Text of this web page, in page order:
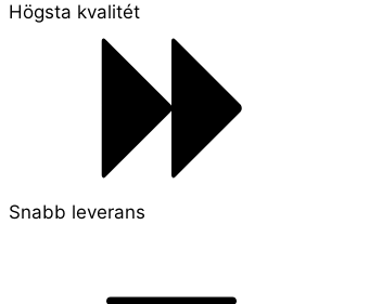
Högsta kvalitét
Snabb leverans